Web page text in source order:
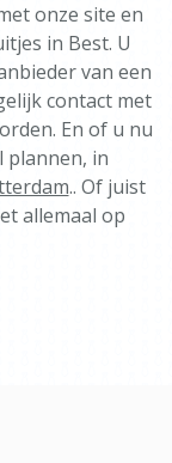
onze site en
in Best. U
van een
contact met
En of u nu
plannen, in
.. Of juist
allemaal op